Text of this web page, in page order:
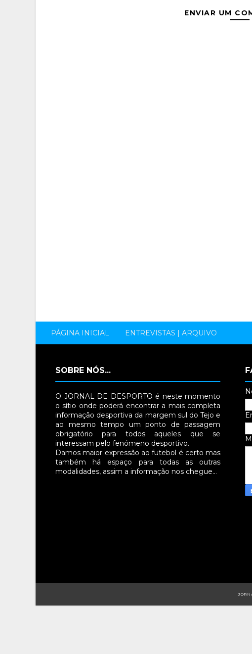
ENVIAR UM
PÁGINA INICIAL ENTREVISTAS | ARQUIVO
SOBRE NÓS...
O JORNAL DE DESPORTO é neste momento
o sítio onde poderá encontrar a mais completa
informação desportiva da margem sul do Tejo e
ao mesmo tempo um ponto de passagem
obrigatório para todos aqueles que se
interessam pelo fenómeno desportivo.
Damos maior expressão ao futebol é certo mas
também há espaço para todas as outras
modalidades, assim a informação nos chegue…